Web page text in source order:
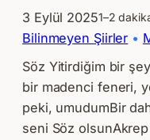
3 Eylül 20251–2
Bilinmeyen Şiirler •
Söz Yitirdiğim bir
bir madenci feneri,
peki, umudumBir
seni Söz